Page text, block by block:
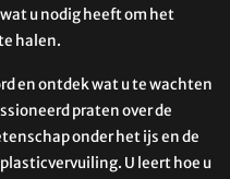
u nodig heeft om het
halen.
en ontdek wat u te wachten
praten over de
onder het ijs en de
U leert hoe u